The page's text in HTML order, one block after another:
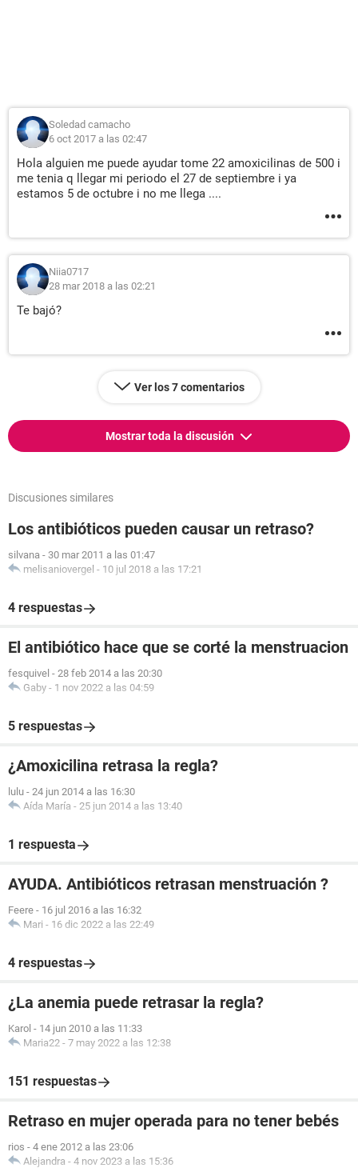
Soledad camacho
6 oct 2017 a las 02:47
Hola alguien me puede ayudar tome 22 amoxicilinas de 500 i
me tenia q llegar mi periodo el 27 de septiembre i ya
estamos 5 de octubre i no me llega ....
Niia0717
28 mar 2018 a las 02:21
Te bajó?
Ver los 7 comentarios
Mostrar toda la discusión
Discusiones similares
Los antibióticos pueden causar un retraso?
silvana - 30 mar 2011 a las 01:47
melisaniovergel - 10 jul 2018 a las 17:21
4 respuestas
El antibiótico hace que se corté la menstruacion
fesquivel - 28 feb 2014 a las 20:30
Gaby - 1 nov 2022 a las 04:59
5 respuestas
¿Amoxicilina retrasa la regla?
lulu - 24 jun 2014 a las 16:30
Aída María - 25 jun 2014 a las 13:40
1 respuesta
AYUDA. Antibióticos retrasan menstruación ?
Feere - 16 jul 2016 a las 16:32
Mari - 16 dic 2022 a las 22:49
4 respuestas
¿La anemia puede retrasar la regla?
Karol - 14 jun 2010 a las 11:33
Maria22 - 7 may 2022 a las 12:38
151 respuestas
Retraso en mujer operada para no tener bebés
rios - 4 ene 2012 a las 23:06
Alejandra - 4 nov 2023 a las 15:36